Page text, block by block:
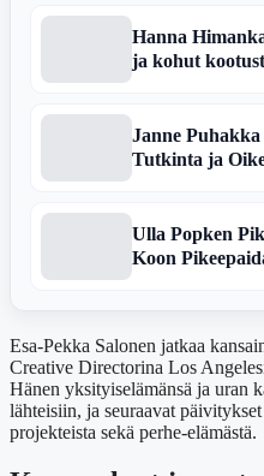
Hanna
ja kohut
Janne
Tutkinta ja
Ulla Popken
Koon
Esa-Pekka Salonen jatkaa
Creative Directorina Los
Hänen yksityiselämänsä ja uran
lähteisiin, ja seuraavat
projekteista sekä perhe-elämästä.